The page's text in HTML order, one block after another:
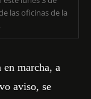
las oficinas de la
en marcha, a
aviso, se